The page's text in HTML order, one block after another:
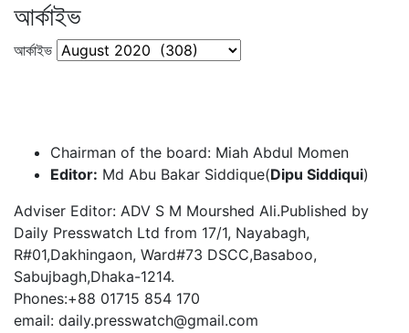
আর্কাইভ
আর্কাইভ
Chairman of the board: Miah Abdul Momen
Editor: Md Abu Bakar Siddique(Dipu Siddiqui)
Adviser Editor: ADV S M Mourshed Ali.Published by
Daily Presswatch Ltd from 17/1, Nayabagh,
R#01,Dakhingaon, Ward#73 DSCC,Basaboo,
Sabujbagh,Dhaka-1214.
Phones:+88 01715 854 170
email: daily.presswatch@gmail.com